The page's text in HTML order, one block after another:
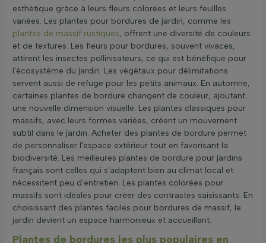
esthétique grâce à leurs fleurs colorées et leurs feuilles
variées. Les plantes pour bordures de jardin, comme les
plantes de massif rustiques, offrent une diversité de couleurs
et de textures. Les fleurs pour bordures, souvent vivaces,
attirent les insectes pollinisateurs, ce qui est bénéfique pour
l'écosystème du jardin. Les végétaux pour délimitations
servent aussi de refuge pour les petits animaux. En automne,
certaines plantes de bordure changent de couleur, ajoutant
une nouvelle dimension visuelle. Les plantes classiques pour
massifs, avec leurs formes variées, créent un mouvement
subtil dans le jardin. Acheter des plantes de bordure permet
de personnaliser l'espace extérieur tout en favorisant la
biodiversité. Les meilleures plantes de bordure pour jardins
français sont celles qui s'adaptent bien au climat local et
nécessitent peu d'entretien. Les plantes colorées pour
massifs sont idéales pour créer des contrastes saisissants. En
choisissant des plantes faciles pour bordures de massif, le
jardin devient un espace harmonieux et accueillant.
Plantes de bordures les plus populaires en